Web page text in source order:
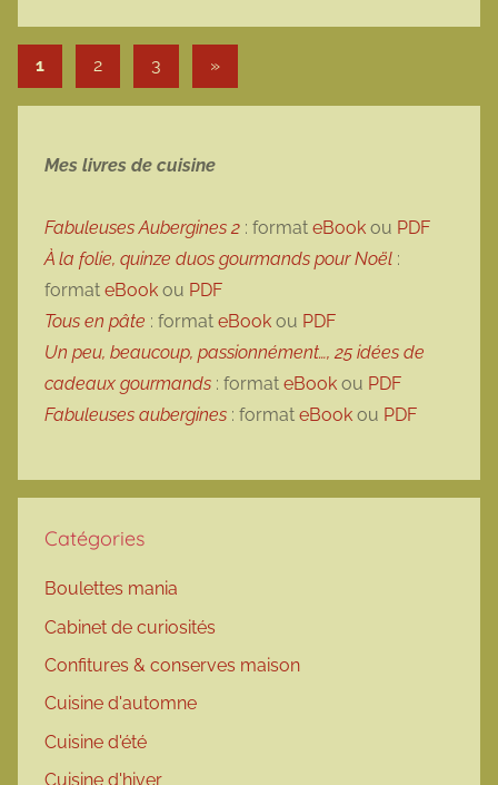
Pagination des publications
1 2 3 Articles suivants
»
Mes livres de cuisine
Fabuleuses Aubergines 2 : format eBook ou PDF
À la folie, quinze duos gourmands pour Noël :
format eBook ou PDF
Tous en pâte : format eBook ou PDF
Un peu, beaucoup, passionnément…, 25 idées de
cadeaux gourmands : format eBook ou PDF
Fabuleuses aubergines : format eBook ou PDF
Catégories
Boulettes mania
Cabinet de curiosités
Confitures & conserves maison
Cuisine d'automne
Cuisine d'été
Cuisine d'hiver